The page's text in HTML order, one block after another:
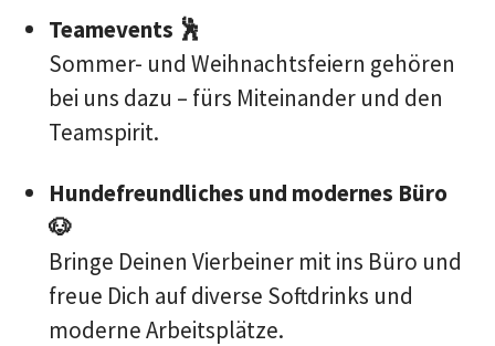
Teamevents 🕺
Sommer- und Weihnachtsfeiern gehören
bei uns dazu – fürs Miteinander und den
Teamspirit.
Hundefreundliches und modernes Büro
🐶
Bringe Deinen Vierbeiner mit ins Büro und
freue Dich auf diverse Softdrinks und
moderne Arbeitsplätze.